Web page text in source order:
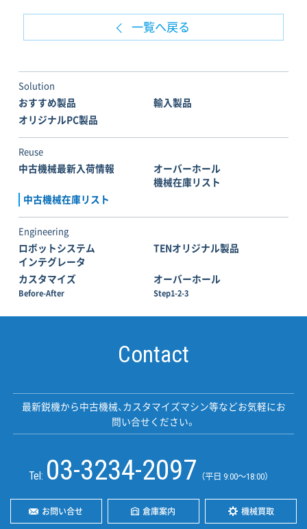
一覧へ戻る
Solution
おすすめ製品
輸入製品
オリジナルPC製品
Reuse
中古機械最新入荷情報
オーバーホール
機械在庫リスト
中古機械在庫リスト
Engineering
ロボットシステム
インテグレータ
TENオリジナル製品
カスタマイズ
Before-After
オーバーホール
Step1-2-3
Contact
最新鋭機から中古機械、カスタマイズマシン等などお気軽にお
問い合せください。
Tel: 03-3234-2097 （平日 9:00〜18:00）
お問い合せ 倉庫案内 機械買取